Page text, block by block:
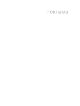
Реклама